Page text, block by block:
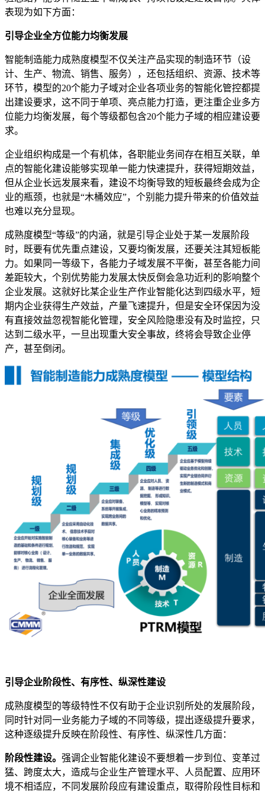
表现为如下方面：
引导企业全方位能力均衡发展
智能制造能力成熟度模型不仅关注产品实现的制造环节（设
计、生产、物流、销售、服务），还包括组织、资源、技术等
环节，模型的20个能力子域对企业各项业务的智能化管控都提
出建设要求，这不同于单项、亮点能力打造，更注重企业多方
位能力均衡发展，每个等级都包含20个能力子域的相应建设要
求。
企业组织构成是一个有机体，各职能业务间存在相互关联，单
点的智能化建设能够实现单一能力快速提升，获得短期效益，
但从企业长远发展来看，建设不均衡导致的短板最终会成为企
业的瓶颈，也就是“木桶效应”，个别能力提升带来的价值效益
也难以充分显现。
成熟度模型“等级”的内涵，就是引导企业处于某一发展阶段
时，既要有优先重点建设，又要均衡发展，还要关注其短板能
力。如果同一等级下，各能力子域发展不平衡，甚至各能力间
差距较大，个别优势能力发展太快反倒会急功近利的影响整个
企业发展。这就好比某企业生产作业智能化达到四级水平，短
期内企业获得生产效益，产量飞速提升，但是安全环保因为没
有直接效益忽视智能化管理，安全风险隐患没有及时监控，只
达到二级水平，一旦出现重大安全事故，终将会导致企业停
产，甚至倒闭。
​引导企业阶段性、有序性、纵深性建设
成熟度模型的等级特性不仅有助于企业识别所处的发展阶段，
同时针对同一业务能力子域的不同等级，提出逐级提升要求，
这种逐级提升反映在阶段性、有序性、纵深性几方面：
阶段性建设。 强调企业智能化建设不要想着一步到位、变革过
猛、跨度太大，造成与企业生产管理水平、人员配置、应用环
境不相适应，不同发展阶段应有建设重点，取得阶段性目标和